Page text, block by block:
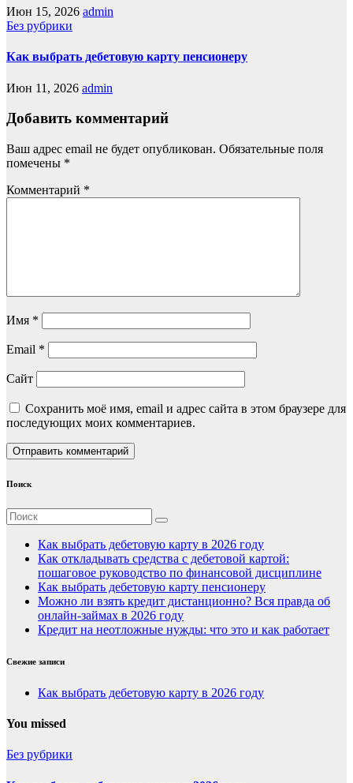
Июн 15, 2026 admin
Без рубрики
Как выбрать дебетовую карту пенсионеру
Июн 11, 2026 admin
Добавить комментарий
Ваш адрес email не будет опубликован. Обязательные поля
помечены *
Комментарий *
Имя *
Email *
Сайт
Сохранить моё имя, email и адрес сайта в этом браузере для
последующих моих комментариев.
Поиск
Как выбрать дебетовую карту в 2026 году
Как откладывать средства с дебетовой картой:
пошаговое руководство по финансовой дисциплине
Как выбрать дебетовую карту пенсионеру
Можно ли взять кредит дистанционно? Вся правда об
онлайн-займах в 2026 году
Кредит на неотложные нужды: что это и как работает
Свежие записи
Как выбрать дебетовую карту в 2026 году
You missed
Без рубрики